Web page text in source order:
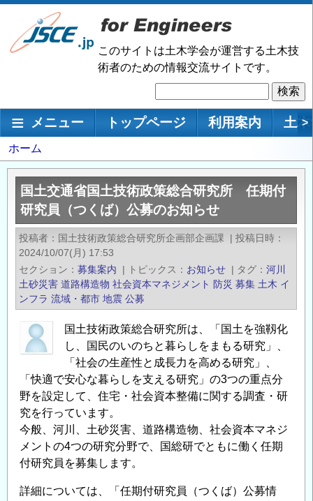
メ
ン
移
このサイトは土木学会が運営する土木技
術者のための情報交流サイトです。
索
メインナビゲーション
メニュー トップページ 利用案内 土 >
パ
ン
く
ず
ホーム
国土交通省国土技術政策総合研究所 任期付
研究員（つくば）公募のお知らせ
投稿者 国土技術政策総合研究所企画部企画課 | 投稿日時
2024/10/07(月) 17:53
セクション
募集案内 | トピックス お知らせ | タグ
河川
土砂災害 道路構造物 社会資本マネジメント 防災 募集 土木 イ
ンフラ 流域・都市 地震 公募
国土技術政策総合研究所は、「国土を強靱化
し、国民のいのちと暮らしをまもる研究」、
「社会の生産性と成長力を高める研究」、
「快適で安心な暮らしを支える研究」の3つの重点分
野を設定して、住宅・社会資本整備に関する調査・研
究を行っています。
今般、河川、土砂災害、道路構造物、社会資本マネジ
メントの4つの研究分野で、国総研でともに働く任期
付研究員を募集します。
詳細については、「任期付研究員（つくば）公募情